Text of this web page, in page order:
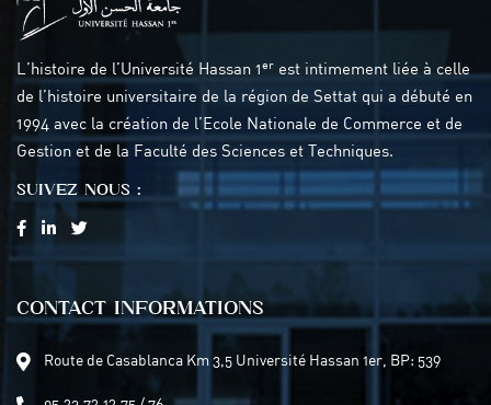
L’histoire de l’Université Hassan 1er est intimement liée à celle
de l’histoire universitaire de la région de Settat qui a débuté en
1994 avec la création de l’Ecole Nationale de Commerce et de
Gestion et de la Faculté des Sciences et Techniques.
SUIVEZ NOUS :
CONTACT INFORMATIONS
Route de Casablanca Km 3,5 Université Hassan 1er, BP: 539